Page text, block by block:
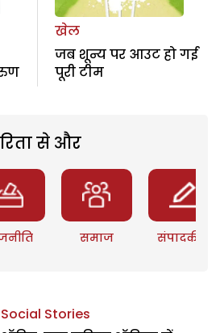
खेल
जब शून्य पर आउट हो गई
पूरी टीम
से और
समाज संपादकीय
Social Stories